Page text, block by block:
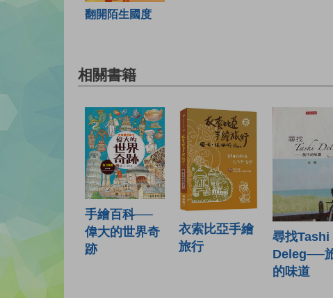
翻開陌生國度
相關書籍
手繪百科──
偉大的世界奇
跡
衣索比亞手繪
旅行
尋找Tashi
Deleg──
的味道